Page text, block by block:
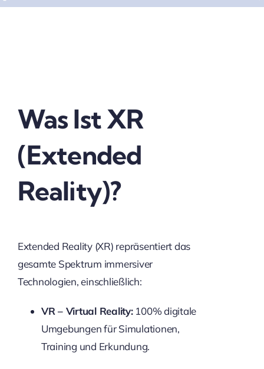
Was Ist XR
(Extended
Reality)?
Extended Reality (XR) repräsentiert das
gesamte Spektrum immersiver
Technologien, einschließlich:
VR – Virtual Reality:100% digitale
Umgebungen für Simulationen,
Training und Erkundung.